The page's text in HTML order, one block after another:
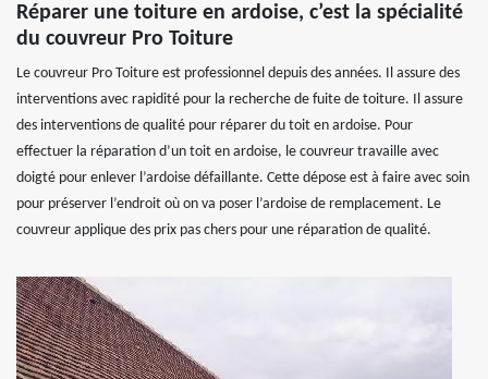
Réparer une toiture en ardoise, c’est la spécialité
du couvreur Pro Toiture
Le couvreur Pro Toiture est professionnel depuis des années. Il assure des
interventions avec rapidité pour la recherche de fuite de toiture. Il assure
des interventions de qualité pour réparer du toit en ardoise. Pour
effectuer la réparation d’un toit en ardoise, le couvreur travaille avec
doigté pour enlever l’ardoise défaillante. Cette dépose est à faire avec soin
pour préserver l’endroit où on va poser l’ardoise de remplacement. Le
couvreur applique des prix pas chers pour une réparation de qualité.